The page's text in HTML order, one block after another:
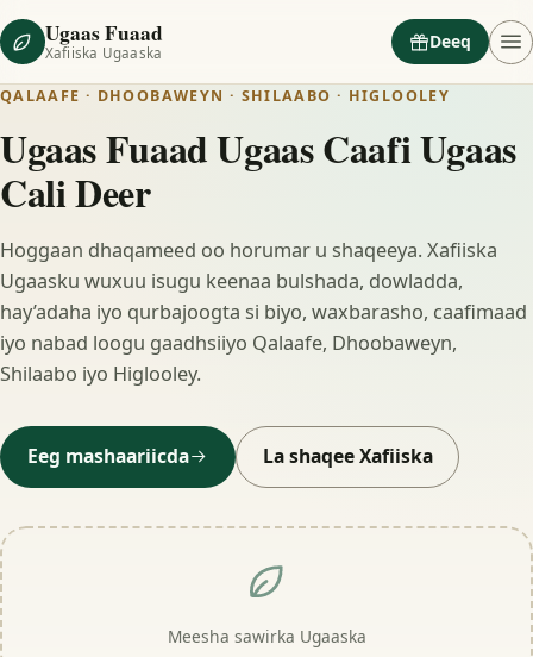
Ugaas Fuaad
Xafiiska Ugaaska
Deeq
QALAAFE · DHOOBAWEYN · SHILAABO · HIGLOOLEY
Ugaas Fuaad Ugaas Caafi Ugaas
Cali Deer
Hoggaan dhaqameed oo horumar u shaqeeya. Xafiiska
Ugaasku wuxuu isugu keenaa bulshada, dowladda,
hay’adaha iyo qurbajoogta si biyo, waxbarasho, caafimaad
iyo nabad loogu gaadhsiiyo Qalaafe, Dhoobaweyn,
Shilaabo iyo Higlooley.
Eeg mashaariicda La shaqee Xafiiska
Meesha sawirka Ugaaska